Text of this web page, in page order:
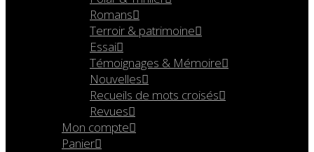
Romans
Terroir & patrimoine
Essai
Témoignages & Mémoire
Nouvelles
Recueils de mots croisés
Revues
Mon compte
Panier